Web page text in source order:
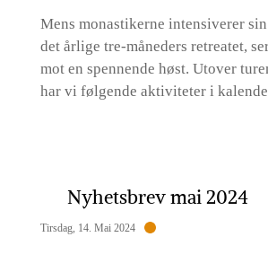
Mens monastikerne intensiverer
det årlige tre-måneders retreatet,
mot en spennende høst. Utover
har vi følgende aktiviteter i
Nyhetsbrev mai 2024
Tirsdag, 14. Mai 2024